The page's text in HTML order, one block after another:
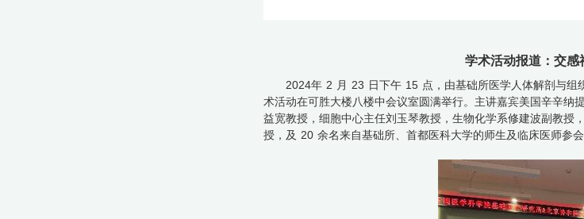
学术活动报道：交感
2024年 2 月 23 日下午 15 点，由基础所医学人体解剖与组
术活动在可胜大楼八楼中会议室圆满举行。主讲嘉宾美国辛辛纳
益宽教授，细胞中心主任刘玉琴教授，生物化学系修建波副教授
授，及 20 余名来自基础所、首都医科大学的师生及临床医师参会